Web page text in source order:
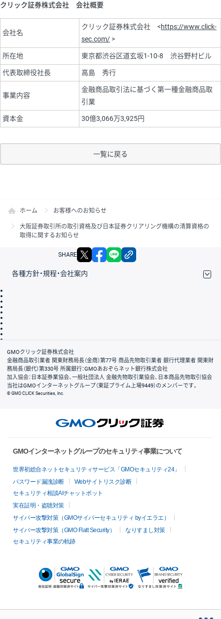
クリック証券株式会社 会社概要
会社名
クリック証券株式会社 <https://www.click-
sec.com/ >
所在地 東京都渋谷区道玄坂1-10-8 渋谷野村ビル
代表取締役社長 高島 秀行
事業内容
金融商品取引法に基づく第一種金融商品取
引業
資本金 30億3,066万3,925円
一覧に戻る
ホーム お客様へのお知らせ
大阪証券取引所の取引資格及び日本証券クリアリング機構の清算資格の
取得に関するお知らせ
SHARE X facebook
各種方針・規程・会社案内
会社案内
GMOクリック証券株式会社
金融商品取引業者 関東財務局長（金商）第77号 商品先物取引業者 銀行代理業者 関東財
務局長（銀代）第330号 所属銀行：GMOあおぞらネット銀行株式会社
加入協会：日本証券業協会、一般社団法人 金融先物取引業協会、日本商品先物取引協会
当社はGMOインターネットグループ（東証プライム上場9449）のメンバーです。
© GMO CLICK Securities, Inc.
GMOインターネットグループのセキュリティ事業について
世界初総合ネットセキュリティサービス「GMOセキュリティ24」
パスワード漏洩診断
Webサイトリスク診断
セキュリティ相談AIチャットボット
実在証明・盗聴対策
サイバー攻撃対策（GMOサイバーセキュリティ byイエラエ）
サイバー攻撃対策（GMO Flatt Security）
なりすまし対策
セキュリティ事業の軌跡